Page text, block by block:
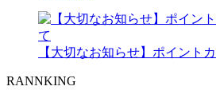
【大切なお知らせ】ポイント
RANNKING